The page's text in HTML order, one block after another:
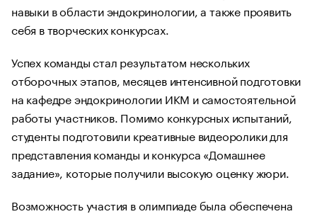
навыки в области эндокринологии, а также проявить
себя в творческих конкурсах.
Успех команды стал результатом нескольких
отборочных этапов, месяцев интенсивной подготовки
на кафедре эндокринологии ИКМ и самостоятельной
работы участников. Помимо конкурсных испытаний,
студенты подготовили креативные видеоролики для
представления команды и конкурса «Домашнее
задание», которые получили высокую оценку жюри.
Возможность участия в олимпиаде была обеспечена